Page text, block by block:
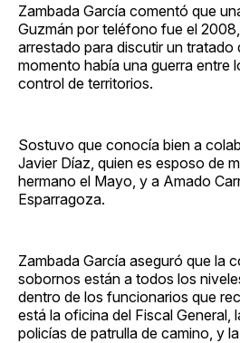
Zambada García comentó que
Guzmán por teléfono fue el
arrestado para discutir un tratado
momento había una guerra entre
control de territorios.
Sostuvo que conocía bien a
Javier Díaz, quien es esposo de
hermano el Mayo, y a Amado
Esparragoza.
Zambada García aseguró que la
sobornos están a todos los
dentro de los funcionarios que
está la oficina del Fiscal General,
policías de patrulla de camino, y